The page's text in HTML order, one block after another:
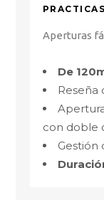
Aperturas
De
Reseña
con doble
Gestión